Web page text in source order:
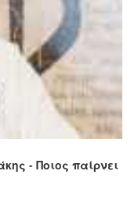
- Ποιος παίρνει